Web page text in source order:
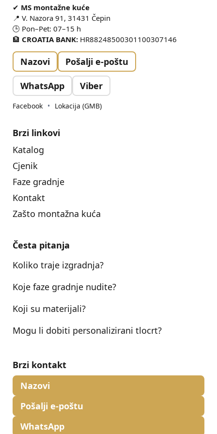
✔ MS montažne kuće
📍 V. Nazora 91, 31431 Čepin
🕒 Pon–Pet: 07–15 h
🏦 CROATIA BANK: HR88248500301100307146
Nazovi Pošalji e-poštu
WhatsApp Viber
Facebook • Lokacija (GMB)
Brzi linkovi
Katalog
Cjenik
Faze gradnje
Kontakt
Zašto montažna kuća
Česta pitanja
Koliko traje izgradnja?
Koje faze gradnje nudite?
Koji su materijali?
Mogu li dobiti personalizirani tlocrt?
Brzi kontakt
Nazovi
Pošalji e-poštu
WhatsApp